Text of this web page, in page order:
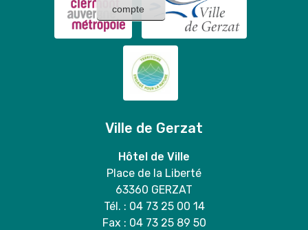
compte
Ville de Gerzat
Hôtel de Ville
Place de la Liberté
63360 GERZAT
Tél. : 04 73 25 00 14
Fax : 04 73 25 89 50